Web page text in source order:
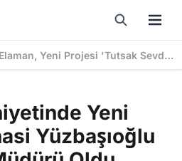
Hande Elaman, Yeni Projesi 'Tutsak Sevda' Dizisinde Rol Alacak
Yeni
Yüzbaşıoğlu